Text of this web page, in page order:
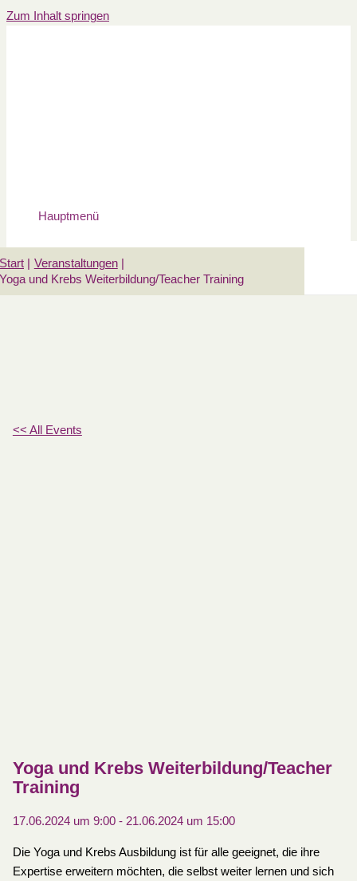
Zum Inhalt springen
Hauptmenü
Start
Veranstaltungen
Yoga und Krebs Weiterbildung/Teacher Training
<< All Events
Yoga und Krebs Weiterbildung/Teacher
Training
17.06.2024 um 9:00- 21.06.2024 um 15:00
Die Yoga und Krebs Ausbildung ist für alle geeignet, die ihre
Expertise erweitern möchten, die selbst weiter lernen und sich